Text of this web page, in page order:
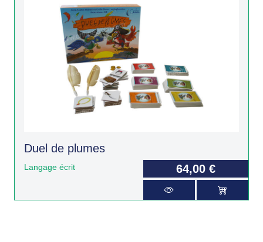
Duel de plumes
Langage écrit 64,00 €